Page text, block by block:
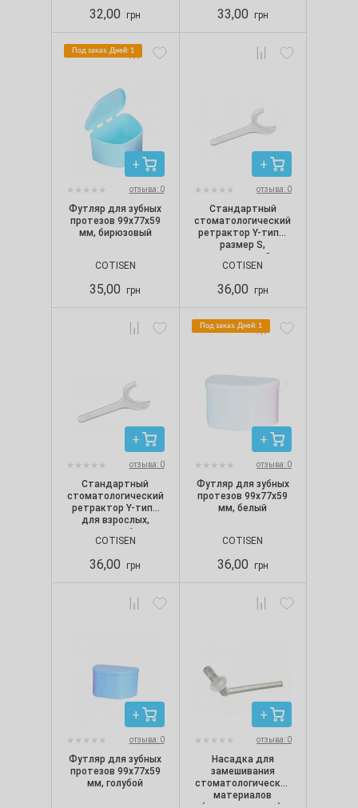
32,00 грн 33,00 грн
Под заказ. Дней: 1
отзыва: 0
Футляр для зубных
протезов 99х77х59
мм, бирюзовый
COTISEN
35,00 грн
отзыва: 0
Стандартный
стоматологический
ретрактор Y-типа,
размер S,
прозрачный
COTISEN
36,00 грн
отзыва: 0
Стандартный
стоматологический
ретрактор Y-типа
для взрослых,
размер L,
прозрачный
COTISEN
36,00 грн
Под заказ. Дней: 1
отзыва: 0
Футляр для зубных
протезов 99х77х59
мм, белый
COTISEN
36,00 грн
отзыва: 0
Футляр для зубных
протезов 99х77х59
мм, голубой
отзыва: 0
Насадка для
замешивания
стоматологических
материалов